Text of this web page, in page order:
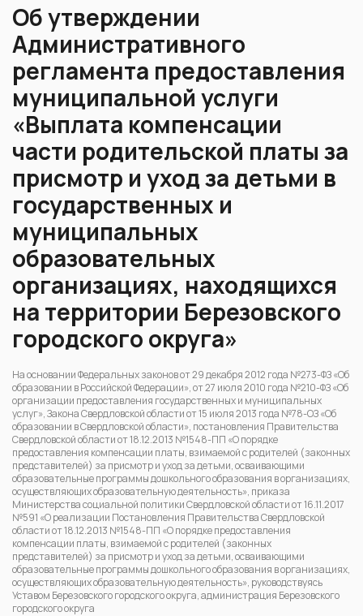
Об утверждении
Административного
регламента предоставления
муниципальной услуги
«Выплата компенсации
части родительской платы за
присмотр и уход за детьми в
государственных и
муниципальных
образовательных
организациях, находящихся
на территории Березовского
городского округа»
На основании Федеральных законов от 29 декабря 2012 года №273-ФЗ «Об
образовании в Российской Федерации», от 27 июля 2010 года №210-ФЗ «Об
организации предоставления государственных и муниципальных
услуг», Закона Свердловской области от 15 июля 2013 года №78-ОЗ «Об
образовании в Свердловской области», постановления Правительства
Свердловской области от 18.12.2013 №1548-ПП «О порядке
предоставления компенсации платы, взимаемой с родителей (законных
представителей) за присмотр и уход за детьми, осваивающими
образовательные программы дошкольного образования в организациях,
осуществляющих образовательную деятельность», приказа
Министерства социальной политики Свердловской области от 16.11.2017
№591 «О реализации Постановления Правительства Свердловской
области от 18.12.2013 №1548-ПП «О порядке предоставления
компенсации платы, взимаемой с родителей (законных
представителей) за присмотр и уход за детьми, осваивающими
образовательные программы дошкольного образования в организациях,
осуществляющих образовательную деятельность», руководствуясь
Уставом Березовского городского округа, администрация Березовского
городского округа